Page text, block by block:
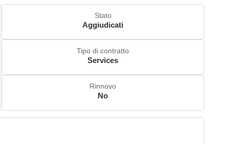
Stato
Aggiudicati
Tipo di contratto
Services
Rinnovo
No